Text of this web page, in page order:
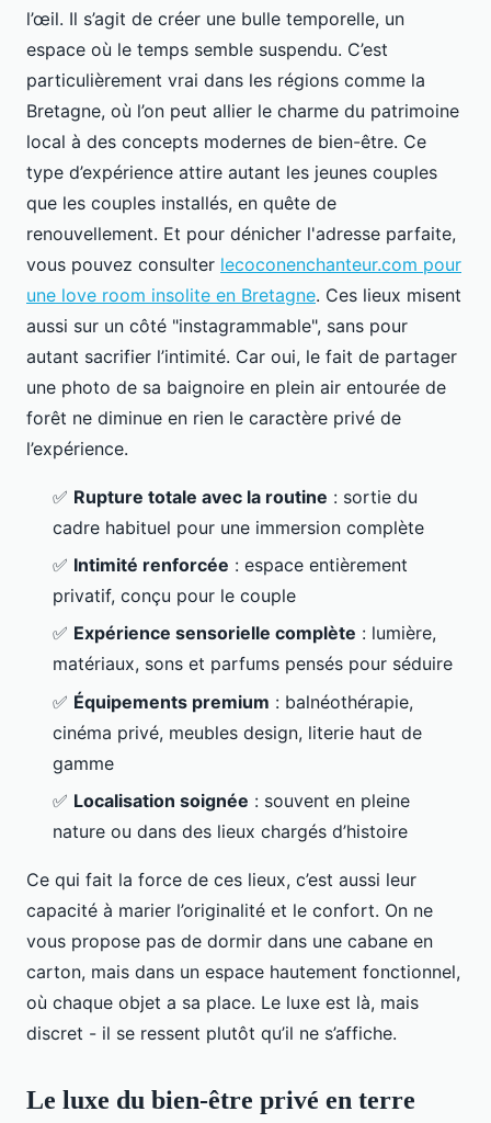
l’œil. Il s’agit de créer une bulle temporelle, un
espace où le temps semble suspendu. C’est
particulièrement vrai dans les régions comme la
Bretagne, où l’on peut allier le charme du patrimoine
local à des concepts modernes de bien-être. Ce
type d’expérience attire autant les jeunes couples
que les couples installés, en quête de
renouvellement. Et pour dénicher l'adresse parfaite,
vous pouvez consulter lecoconenchanteur.com pour
une love room insolite en Bretagne. Ces lieux misent
aussi sur un côté "instagrammable", sans pour
autant sacrifier l’intimité. Car oui, le fait de partager
une photo de sa baignoire en plein air entourée de
forêt ne diminue en rien le caractère privé de
l’expérience.
✅ Rupture totale avec la routine : sortie du
cadre habituel pour une immersion complète
✅ Intimité renforcée : espace entièrement
privatif, conçu pour le couple
✅ Expérience sensorielle complète : lumière,
matériaux, sons et parfums pensés pour séduire
✅ Équipements premium : balnéothérapie,
cinéma privé, meubles design, literie haut de
gamme
✅ Localisation soignée : souvent en pleine
nature ou dans des lieux chargés d’histoire
Ce qui fait la force de ces lieux, c’est aussi leur
capacité à marier l’originalité et le confort. On ne
vous propose pas de dormir dans une cabane en
carton, mais dans un espace hautement fonctionnel,
où chaque objet a sa place. Le luxe est là, mais
discret - il se ressent plutôt qu’il ne s’affiche.
Le luxe du bien-être privé en terre